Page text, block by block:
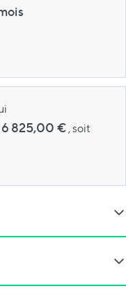
6 825,00 € , soit